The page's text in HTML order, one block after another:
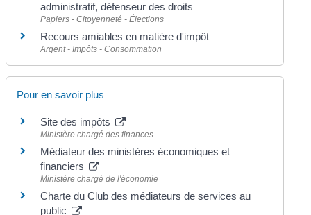
administratif, défenseur des droits
Papiers - Citoyenneté - Élections
Recours amiables en matière d'impôt
Argent - Impôts - Consommation
Pour en savoir plus
Site des impôts
Ministère chargé des finances
Médiateur des ministères économiques et
financiers
Ministère chargé de l'économie
Charte du Club des médiateurs de services au
public